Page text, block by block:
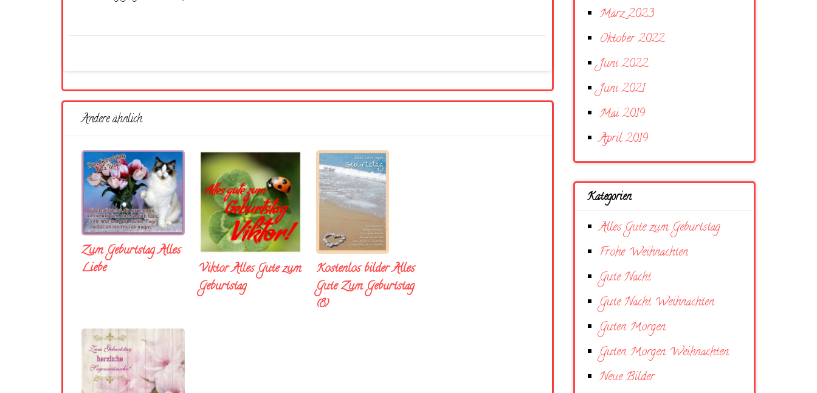
Andere ähnlich
Zum Geburtstag Alles
Liebe
Viktor Alles Gute zum
Geburtstag
Kostenlos bilder Alles
Gute Zum Geburtstag
(8)
März 2023
Oktober 2022
Juni 2022
Juni 2021
Mai 2019
April 2019
Kategorien
Alles Gute zum Geburtstag
Frohe Weihnachten
Gute Nacht
Gute Nacht Weihnachten
Guten Morgen
Guten Morgen Weihnachten
Neue Bilder